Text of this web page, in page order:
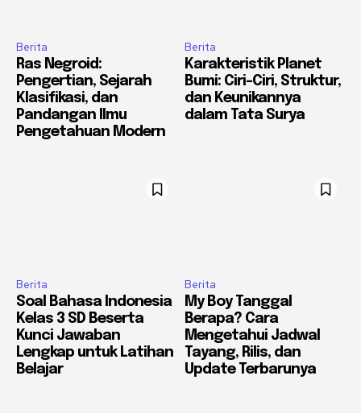
Berita
Ras Negroid:
Pengertian, Sejarah
Klasifikasi, dan
Pandangan Ilmu
Pengetahuan Modern
Berita
Karakteristik Planet
Bumi: Ciri-Ciri, Struktur,
dan Keunikannya
dalam Tata Surya
Berita
Soal Bahasa Indonesia
Kelas 3 SD Beserta
Kunci Jawaban
Lengkap untuk Latihan
Belajar
Berita
My Boy Tanggal
Berapa? Cara
Mengetahui Jadwal
Tayang, Rilis, dan
Update Terbarunya